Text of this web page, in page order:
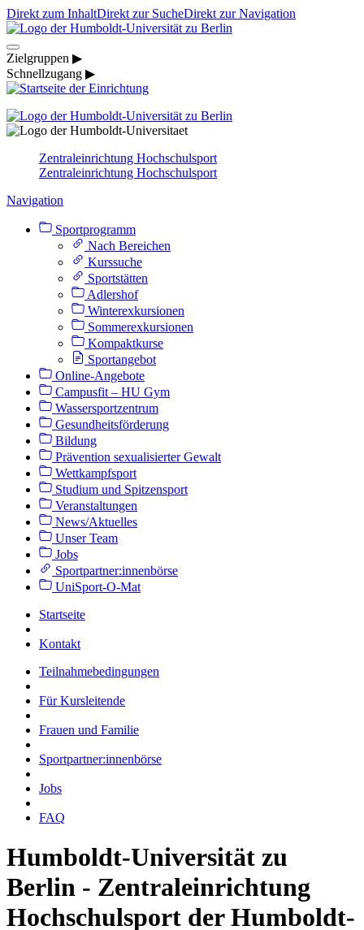
Direkt zum InhaltDirekt zur SucheDirekt zur Navigation
Zielgruppen ▶
Schnellzugang ▶
Zentraleinrichtung Hochschulsport
Zentraleinrichtung Hochschulsport
Navigation
Sportprogramm
Nach Bereichen
Kurssuche
Sportstätten
Adlershof
Winterexkursionen
Sommerexkursionen
Kompaktkurse
Sportangebot
Online-Angebote
Campusfit – HU Gym
Wassersportzentrum
Gesundheitsförderung
Bildung
Prävention sexualisierter Gewalt
Wettkampfsport
Studium und Spitzensport
Veranstaltungen
News/Aktuelles
Unser Team
Jobs
Sportpartner:innenbörse
UniSport-O-Mat
Startseite
Kontakt
Teilnahmebedingungen
Für Kursleitende
Frauen und Familie
Sportpartner:innenbörse
Jobs
FAQ
Humboldt-Universität zu
Berlin - Zentraleinrichtung
Hochschulsport der Humboldt-